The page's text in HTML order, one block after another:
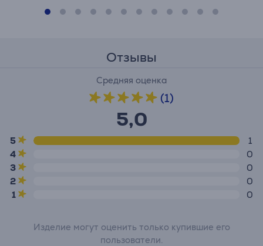
Отзывы
Средняя оценка
(1)
5,0
5
1
4
0
3
0
2
0
1
0
Изделие могут оценить только купившие его
пользователи.